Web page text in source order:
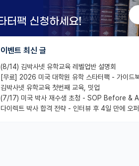
이벤트 최신 글
(8/14) 김박사넷 유학교육 레벨업반 설명회
김박사넷 유학교육 첫번째 교육, 밋업
(7/17) 미국 박사 재수생 초청 - SOP Before &
다이렉트 박사 합격 전략 - 인터뷰 후 4일 만에 오